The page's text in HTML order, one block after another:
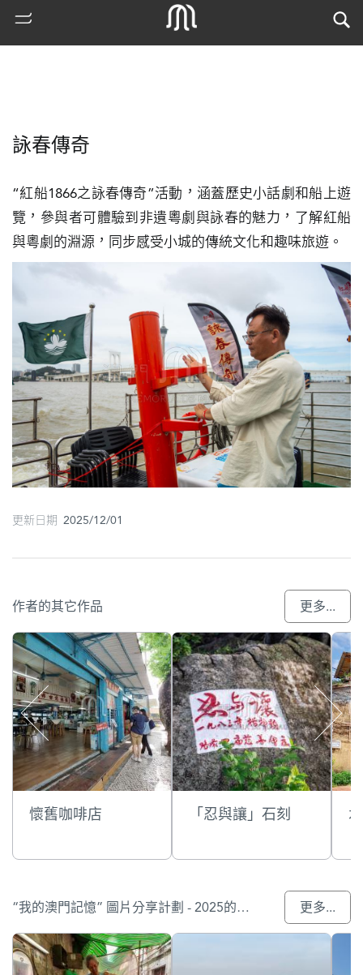
詠春傳奇
“紅船1866之詠春傳奇”活動，涵蓋歷史小話劇和船上遊
覽，參與者可體驗到非遺粵劇與詠春的魅力，了解紅船
與粵劇的淵源，同步感受小城的傳統文化和趣味旅遊。
更新日期 2025/12/01
作者的其它作品 更多...
懷舊咖啡店 「忍與讓」石刻
“我的澳門記憶” 圖片分享計劃 - 2025的入選作品 更多...